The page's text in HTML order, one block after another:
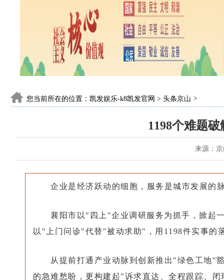
您当前所在的位置： 凯发娱乐-k8凯发官网 > 头条京山 >
1198个难题
来源：
企业是经济跃动的细胞，服务是城市发展的
襄阳市以"四上"企业调研服务为抓手，掀起
以"上门问诊"代替"被动求助"，用1198件实事的
从提前打通产业动脉到创新推出"绿色工地"
的急难愁盼，更构建起"诉求直达、全程跟踪、